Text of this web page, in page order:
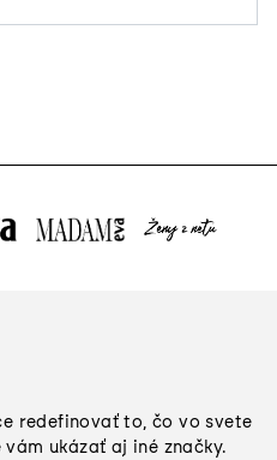
redefinovať to, čo vo svete
ukázať aj iné značky.